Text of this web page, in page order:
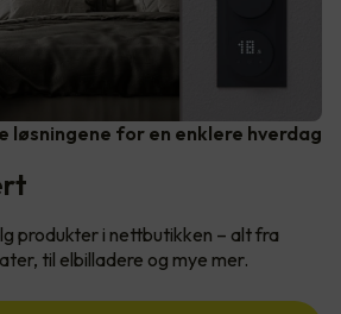
løsningene for en enklere hverdag
produkter i nettbutikken – alt fra
til elbilladere og mye mer.